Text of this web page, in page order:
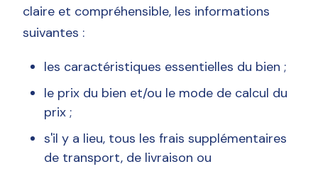
claire et compréhensible, les informations
suivantes :
les caractéristiques essentielles du bien ;
le prix du bien et/ou le mode de calcul du
prix ;
s'il y a lieu, tous les frais supplémentaires
de transport, de livraison ou